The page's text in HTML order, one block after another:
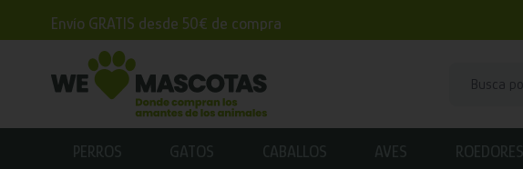
Envío GRATIS desde 50€ de compra
PERROS GATOS CABALLOS AVES ROEDORES